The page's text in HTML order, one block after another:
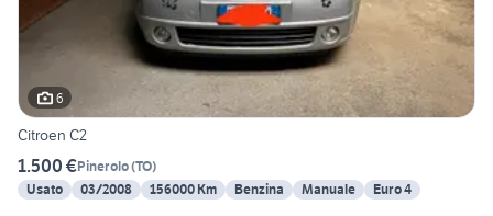
6
Citroen C2
1.500 €Pinerolo(TO)
Usato
03/2008 156000 Km Benzina Manuale Euro 4